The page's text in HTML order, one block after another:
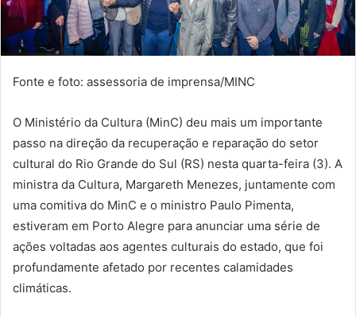
Fonte e foto: assessoria de imprensa/MINC
O Ministério da Cultura (MinC) deu mais um importante
passo na direção da recuperação e reparação do setor
cultural do Rio Grande do Sul (RS) nesta quarta-feira (3). A
ministra da Cultura, Margareth Menezes, juntamente com
uma comitiva do MinC e o ministro Paulo Pimenta,
estiveram em Porto Alegre para anunciar uma série de
ações voltadas aos agentes culturais do estado, que foi
profundamente afetado por recentes calamidades
climáticas.